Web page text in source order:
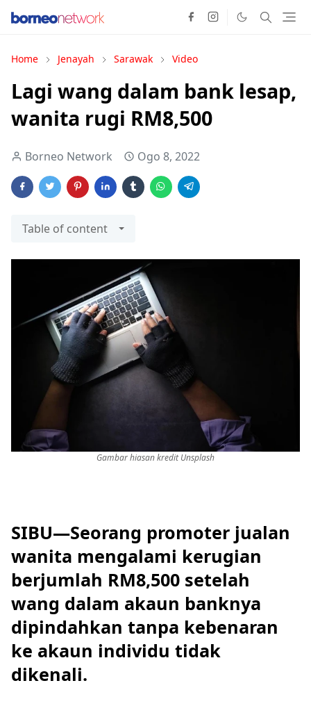
Home Jenayah Sarawak Video
Lagi wang dalam bank lesap,
wanita rugi RM8,500
Borneo Network Ogo 8, 2022
Table of content
Gambar hiasan kredit Unsplash
SIBU—Seorang promoter jualan
wanita mengalami kerugian
berjumlah RM8,500 setelah
wang dalam akaun banknya
dipindahkan tanpa kebenaran
ke akaun individu tidak
dikenali.